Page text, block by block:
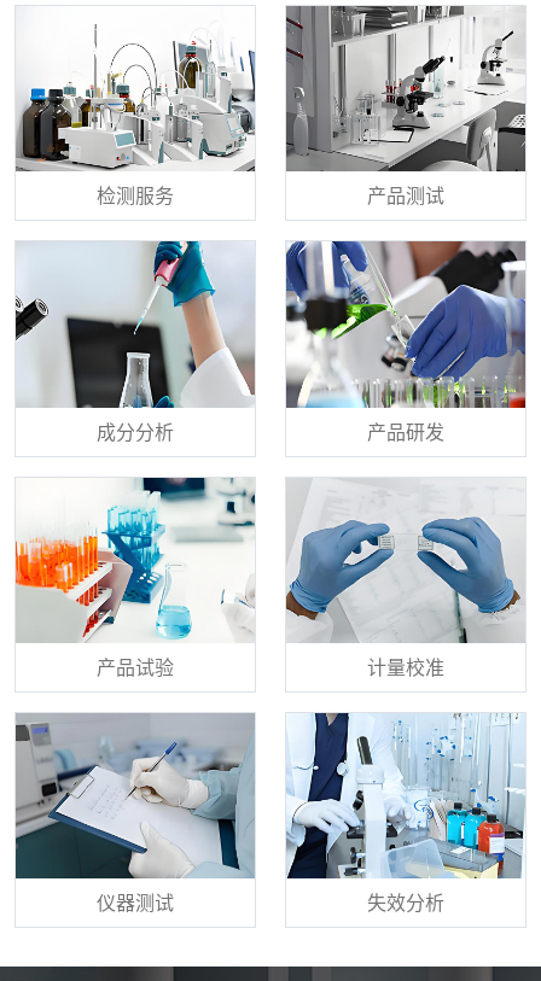
检测服务 产品测试
成分分析 产品研发
产品试验 计量校准
仪器测试 失效分析